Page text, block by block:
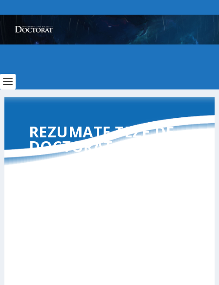
REZUMATE TEZE DE
DOCTORAT